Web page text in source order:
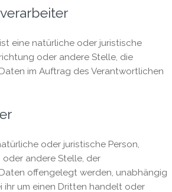
eine natürliche oder juristische
oder andere Stelle, die
im Auftrag des Verantwortlichen
oder juristische Person,
andere Stelle, der
offengelegt werden, unabhängig
ihr um einen Dritten handelt oder